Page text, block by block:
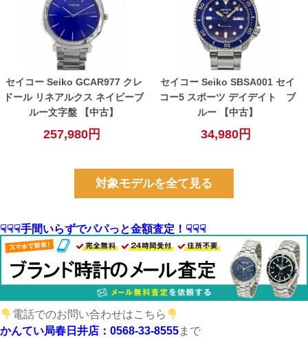
セイコー Seiko GCAR977 クレ
ドール リネアルクス ネイビーブ
ルー文字盤 【中古】
257,980円
セイコー Seiko SBSA001 セイ
コー5 スポーツ デイデイト ブ
ルー 【中古】
34,980円
対象モデルを全て見る
☟☟☟手間いらずでパパっと金額査定！☟☟☟
電話でのお問い合わせはこちら
かんてい局春日井店：0568-33-8555まで